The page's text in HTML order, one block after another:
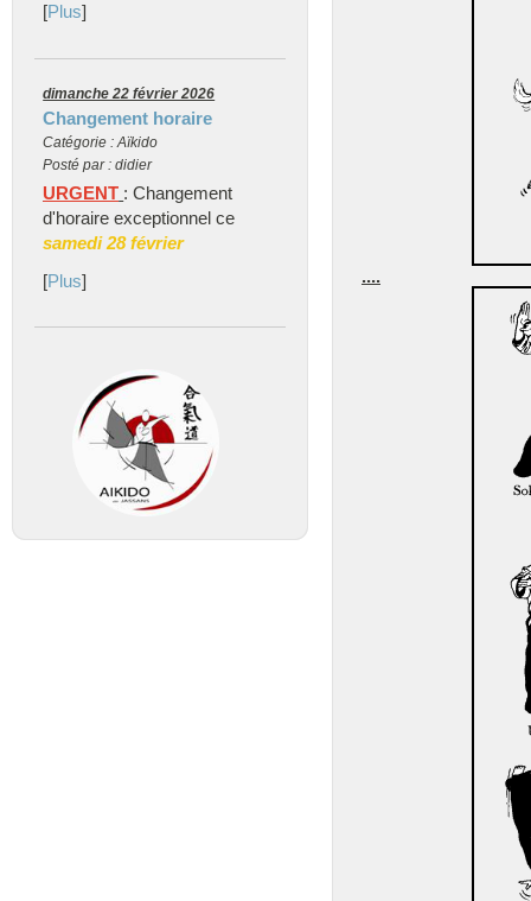
[Plus]
dimanche 22 février 2026
Changement horaire
Catégorie : Aïkido
Posté par : didier
URGENT : Changement
d'horaire exceptionnel ce
samedi 28 février
[Plus] ....